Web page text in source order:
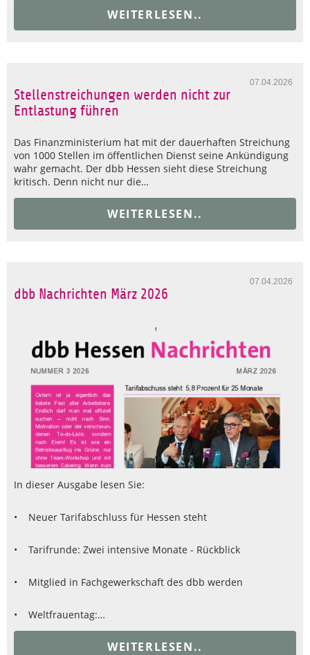
WEITERLESEN..
07.04.2026
Stellenstreichungen werden nicht zur
Entlastung führen
Das Finanzministerium hat mit der dauerhaften Streichung
von 1000 Stellen im öffentlichen Dienst seine Ankündigung
wahr gemacht. Der dbb Hessen sieht diese Streichung
kritisch. Denn nicht nur die…
WEITERLESEN..
07.04.2026
dbb Nachrichten März 2026
In dieser Ausgabe lesen Sie:
• Neuer Tarifabschluss für Hessen steht
• Tarifrunde: Zwei intensive Monate - Rückblick
• Mitglied in Fachgewerkschaft des dbb werden
• Weltfrauentag:…
WEITERLESEN..